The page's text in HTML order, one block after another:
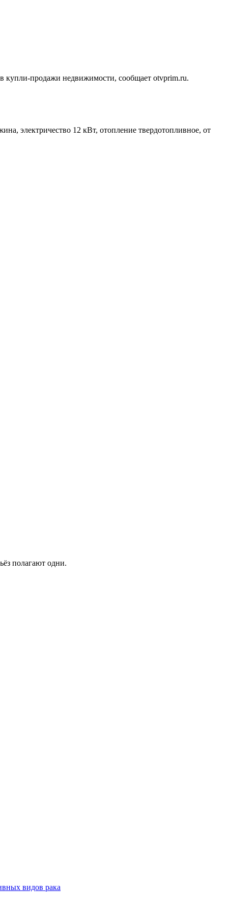
купли-продажи недвижимости, сообщает otvprim.ru.
электричество 12 кВт, отопление твердотопливное, от
полагают одни.
видов рака